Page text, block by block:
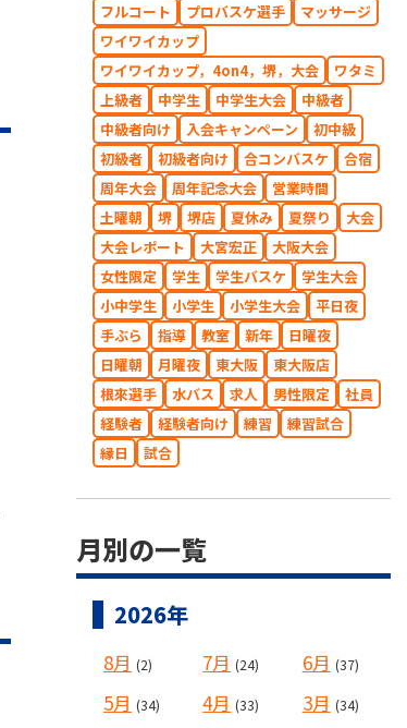
フルコート
プロバスケ選手
マッサージ
ワイワイカップ
ワイワイカップ，4on4，堺，大会
ワタミ
上級者
中学生 中学生大会
中級者
中級者向け
入会キャンペーン
初中級
初級者
初級者向け 合コンバスケ
合宿
周年大会
周年記念大会
営業時間
土曜朝
堺 堺店 夏休み 夏祭り
大会
大会レポート
大宮宏正
大阪大会
女性限定
学生 学生バスケ
学生大会
小中学生
小学生 小学生大会
平日夜
手ぶら
指導 教室 新年
日曜夜
日曜朝
月曜夜 東大阪
東大阪店
根來選手
水バス 求人 男性限定
社員
経験者
経験者向け 練習
練習試合
縁日
試合
月別の一覧
2026年
8月 (2) 7月 (24) 6月 (37)
5月 (34) 4月 (33) 3月 (34)